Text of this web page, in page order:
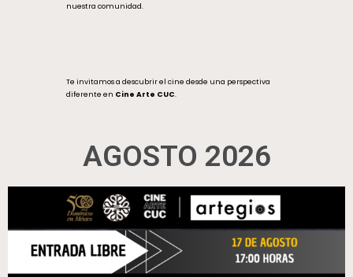
nuestra comunidad.
Te invitamos a descubrir el cine desde una perspectiva
diferente en Cine Arte CUC.
AGOSTO 2026